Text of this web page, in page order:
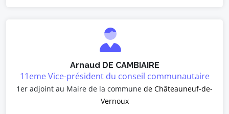
Arnaud DE CAMBIAIRE
11eme Vice-président du conseil communautaire
1er adjoint au Maire de la commune de Châteauneuf-de-
Vernoux